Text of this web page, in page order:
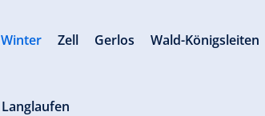
Langlaufen
Winter Zell Gerlos Wald-Königsleiten